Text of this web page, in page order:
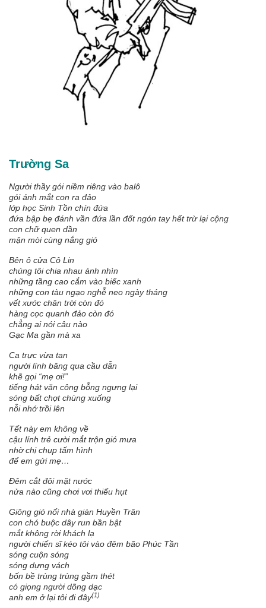
Trường Sa
Người thầy gói niềm riêng vào balô
gói ánh mắt con ra đảo
lớp học Sinh Tồn chín đứa
đứa bập bẹ đánh vần đứa lần đốt ngón tay hết trừ lại cộng
con chữ quen dần
mặn mòi cùng nắng gió
Bên ô cửa Cô Lin
chúng tôi chia nhau ánh nhìn
những tầng cao cắm vào biếc xanh
những con tàu ngạo nghễ neo ngày tháng
vết xước chân trời còn đó
hàng cọc quanh đảo còn đó
chẳng ai nói câu nào
Gạc Ma gần mà xa
Ca trực vừa tan
người lính băng qua cầu dẫn
khẽ gọi “mẹ ơi!”
tiếng hát văn công bỗng ngưng lại
sóng bất chợt chùng xuống
nỗi nhớ trồi lên
Tết này em không về
cậu lính trẻ cười mắt trộn gió mưa
nhờ chị chụp tấm hình
để em gửi mẹ…
Đêm cắt đôi mặt nước
nửa nào cũng chơi vơi thiếu hụt
Giông gió nổi nhà giàn Huyền Trân
con chó buộc dây run bần bật
mắt không rời khách lạ
người chiến sĩ kéo tôi vào đêm bão Phúc Tần
sóng cuộn sóng
sóng dựng vách
bốn bề trùng trùng gầm thét
có giọng người dõng dạc
anh em ở lại tôi đi đây(1)